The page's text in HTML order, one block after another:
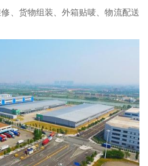
、货物组装、外箱贴唛、物流配送